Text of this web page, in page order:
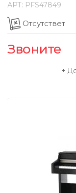
АРТ: PFS47849
Отсутствет
Звоните